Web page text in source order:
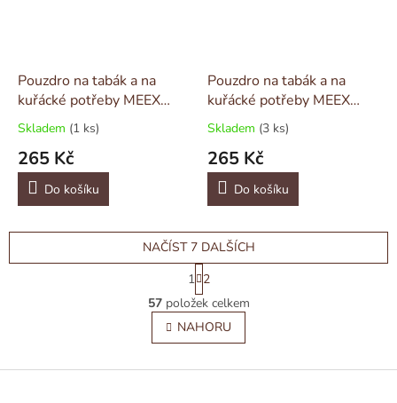
Pouzdro na tabák a na
kuřácké potřeby MEEX
střední černé
Skladem (1 ks)
265 Kč
Do košíku
Pouzdro na tabák a na
kuřácké potřeby MEEX
střední hnědé
Skladem (3 ks)
265 Kč
Do košíku
O
v
l
á
NAČÍST 7 DALŠÍCH
S
t
r
á
n
k
v
1 2
57položek celkem
NAHORU
Z